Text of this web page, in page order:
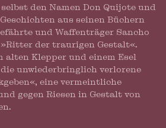
den Namen Don Quijote und
aus seinen Büchern
und Waffenträger Sancho
der traurigen Gestalt«.
alten Klepper und einem Esel
unwiederbringlich verlorene
eine vermeintliche
gegen Riesen in Gestalt von